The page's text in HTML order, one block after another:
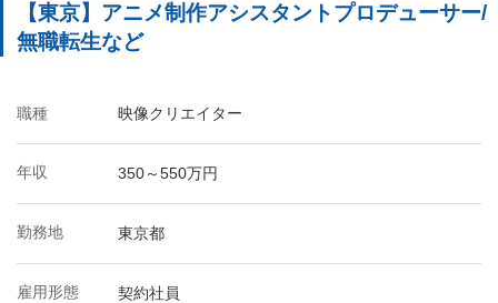
【東京】アニメ制作アシスタントプロデューサー/
無職転生など
職種 映像クリエイター
年収 350～550万円
勤務地 東京都
雇用形態 契約社員